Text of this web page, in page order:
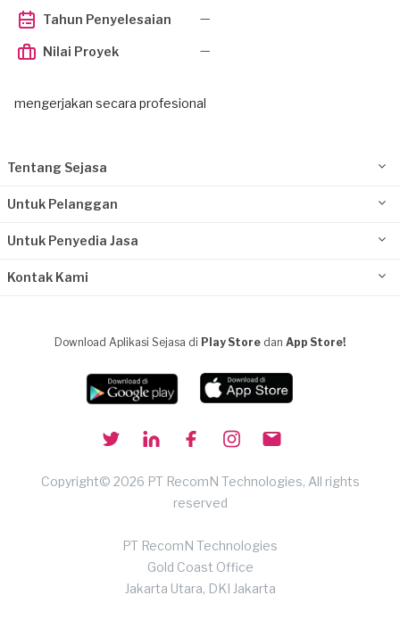
Tahun Penyelesaian —
Nilai Proyek —
mengerjakan secara profesional
Tentang Sejasa
Untuk Pelanggan
Untuk Penyedia Jasa
Kontak Kami
Download Aplikasi Sejasa di Play Store dan App Store!
Copyright© 2026 PT RecomN Technologies, All rights
reserved
PT RecomN Technologies
Gold Coast Office
Jakarta Utara, DKI Jakarta